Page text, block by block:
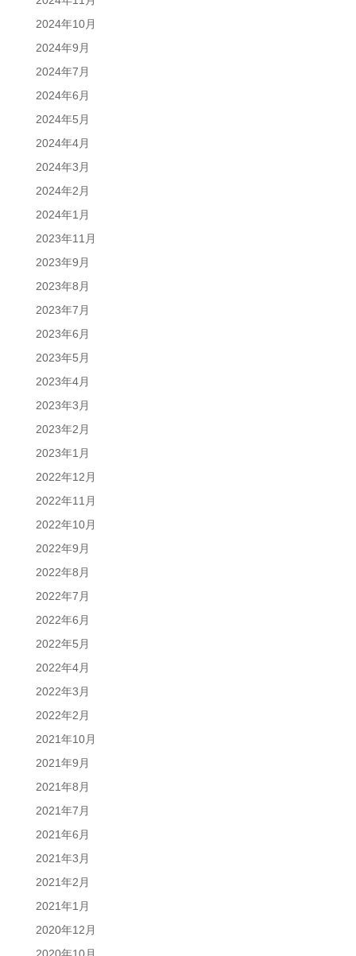
2024年10月
2024年9月
2024年7月
2024年6月
2024年5月
2024年4月
2024年3月
2024年2月
2024年1月
2023年11月
2023年9月
2023年8月
2023年7月
2023年6月
2023年5月
2023年4月
2023年3月
2023年2月
2023年1月
2022年12月
2022年11月
2022年10月
2022年9月
2022年8月
2022年7月
2022年6月
2022年5月
2022年4月
2022年3月
2022年2月
2021年10月
2021年9月
2021年8月
2021年7月
2021年6月
2021年3月
2021年2月
2021年1月
2020年12月